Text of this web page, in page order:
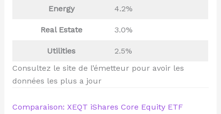
Energy 4.2%
Real Estate 3.0%
Utilities
2.5%
Consultez le site de l’émetteur pour avoir les
données les plus a jour
Comparaison: XEQT iShares Core Equity ETF